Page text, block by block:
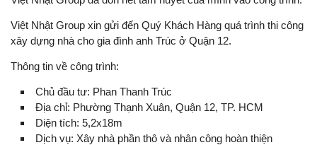
Việt Nhật Group xin gửi đến Quý Khách Hàng quá trình thi công
xây dựng nhà cho gia đình anh Trúc ở Quận 12.
Thông tin về công trình:
Chủ đầu tư: Phan Thanh Trúc
Địa chỉ: Phường Thạnh Xuân, Quận 12, TP. HCM
Diện tích: 5,2x18m
Dịch vụ: Xây nhà phần thô và nhân công hoàn thiện